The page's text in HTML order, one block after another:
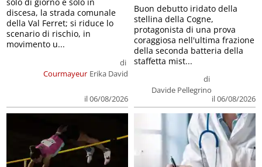
Courmayeur
di
Erika David
il 06/08/2026
discesa, la strada comunale
della Val Ferret; si riduce lo
scenario di rischio, in
movimento u...
di
Davide Pellegrino
il 06/08/2026
Buon debutto iridato della
stellina della Cogne,
protagonista di una prova
coraggiosa nell'ultima frazione
della seconda batteria della
staffetta mist...